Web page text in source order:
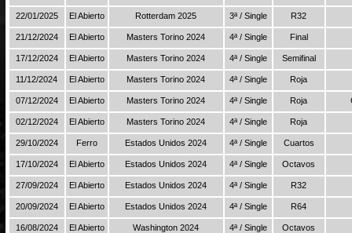
22/01/2025 El Abierto Rotterdam 2025 3ª / Single R32
21/12/2024 El Abierto Masters Torino 2024 4ª / Single Final
17/12/2024 El Abierto Masters Torino 2024 4ª / Single Semifinal
11/12/2024 El Abierto Masters Torino 2024 4ª / Single Roja
07/12/2024 El Abierto Masters Torino 2024 4ª / Single Roja
02/12/2024 El Abierto Masters Torino 2024 4ª / Single Roja
29/10/2024 Ferro Estados Unidos 2024 4ª / Single Cuartos
17/10/2024 El Abierto Estados Unidos 2024 4ª / Single Octavos
27/09/2024 El Abierto Estados Unidos 2024 4ª / Single R32
20/09/2024 El Abierto Estados Unidos 2024 4ª / Single R64
16/08/2024 El Abierto Washington 2024 4ª / Single Octavos